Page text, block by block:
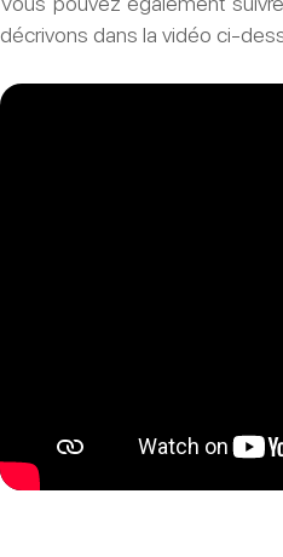
décrivons dans la vidéo ci-